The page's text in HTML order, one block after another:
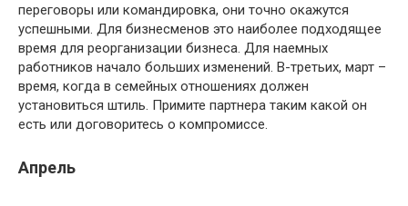
переговоры или командировка, они точно окажутся
успешными. Для бизнесменов это наиболее подходящее
время для реорганизации бизнеса. Для наемных
работников начало больших изменений. В-третьих, март –
время, когда в семейных отношениях должен
установиться штиль. Примите партнера таким какой он
есть или договоритесь о компромиссе.
Апрель